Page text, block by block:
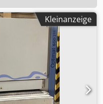
Kleinanzeige